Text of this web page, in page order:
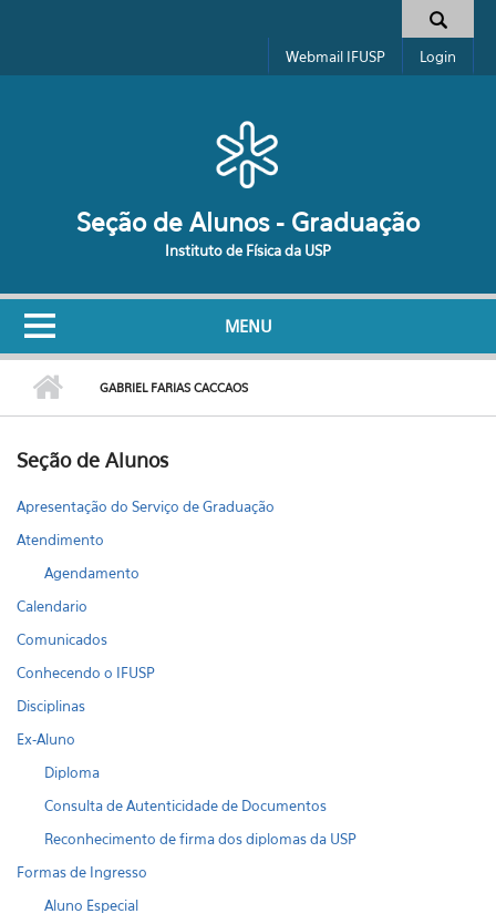
Formulário de busca
Webmail IFUSP Login
Seção de Alunos - Graduação
Instituto de Física da USP
MENU
GABRIEL FARIAS CACCAOS
Seção de Alunos
Apresentação do Serviço de Graduação
Atendimento
Agendamento
Calendario
Comunicados
Conhecendo o IFUSP
Disciplinas
Ex-Aluno
Diploma
Consulta de Autenticidade de Documentos
Reconhecimento de firma dos diplomas da USP
Formas de Ingresso
Aluno Especial